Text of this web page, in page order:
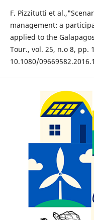
F. Pizzitutti et
management: a
applied to the
Tour., vol. 25, n.o 8, pp.
10.1080/